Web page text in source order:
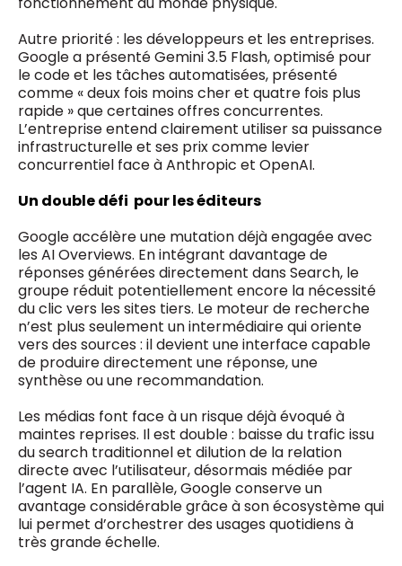
Autre priorité : les développeurs et les entreprises.
Google a présenté Gemini 3.5 Flash, optimisé pour
le code et les tâches automatisées, présenté
comme « deux fois moins cher et quatre fois plus
rapide » que certaines offres concurrentes.
L’entreprise entend clairement utiliser sa puissance
infrastructurelle et ses prix comme levier
concurrentiel face à Anthropic et OpenAI.
Un double défi pour les éditeurs
Google accélère une mutation déjà engagée avec
les AI Overviews. En intégrant davantage de
réponses générées directement dans Search, le
groupe réduit potentiellement encore la nécessité
du clic vers les sites tiers. Le moteur de recherche
n’est plus seulement un intermédiaire qui oriente
vers des sources : il devient une interface capable
de produire directement une réponse, une
synthèse ou une recommandation.
Les médias font face à un risque déjà évoqué à
maintes reprises. Il est double : baisse du trafic issu
du search traditionnel et dilution de la relation
directe avec l’utilisateur, désormais médiée par
l’agent IA. En parallèle, Google conserve un
avantage considérable grâce à son écosystème qui
lui permet d’orchestrer des usages quotidiens à
très grande échelle.